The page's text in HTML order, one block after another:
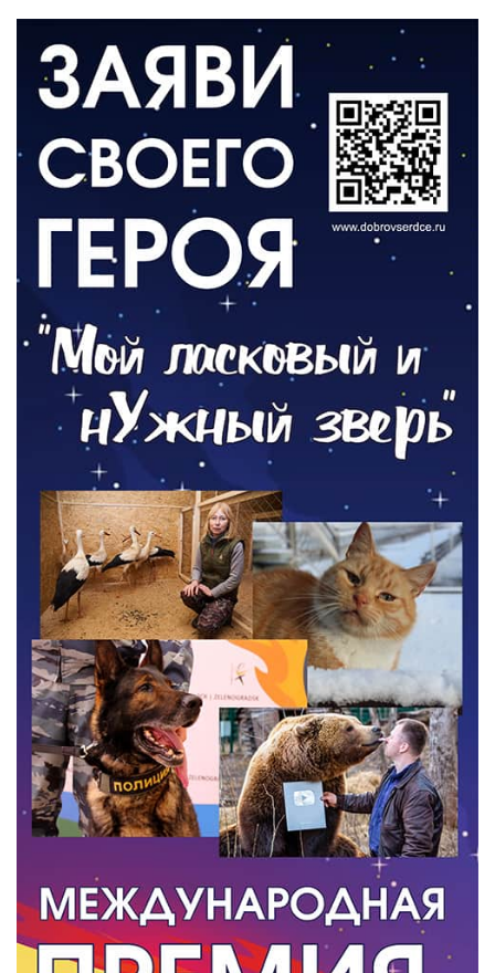
ВЛАСТЬ
День памяти и «Симфония народов»
06.08.2026
Новый настил на экотропе
05.08.2026